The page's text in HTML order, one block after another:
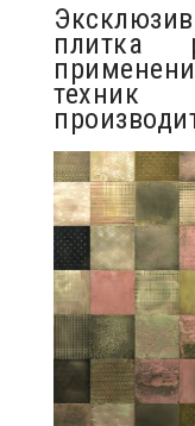
плитка